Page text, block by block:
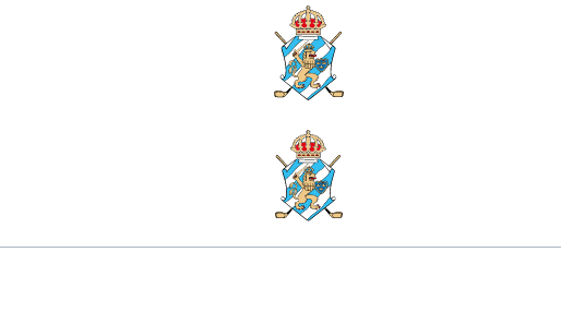
Ola Lindgren ny förbundskapten i